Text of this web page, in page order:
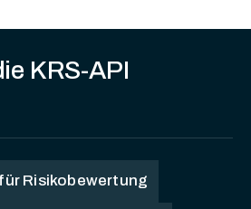
KRS-API
Risikobewertung